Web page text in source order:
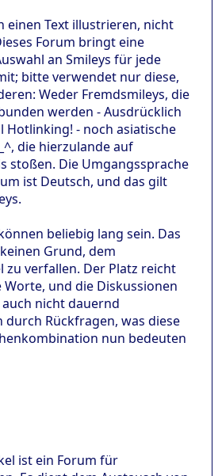
einen Text illustrieren, nicht
Forum bringt eine
an Smileys für jede
bitte verwendet nur diese,
Weder Fremdsmileys, die
werden - Ausdrücklich
Hotlinking! - noch asiatische
die hierzulande auf
stoßen. Die Umgangssprache
ist Deutsch, und das gilt
beliebig lang sein. Das
Grund, dem
zu verfallen. Der Platz reicht
und die Diskussionen
nicht dauernd
Rückfragen, was diese
nun bedeuten
ist ein Forum für